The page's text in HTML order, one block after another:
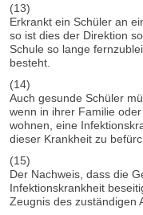
(13)
Erkrankt ein Schüler an
so ist dies der Direktion
Schule so lange
besteht.
(14)
Auch gesunde Schüler
wenn in ihrer Familie
wohnen, eine
dieser Krankheit zu
(15)
Der Nachweis, dass die
Infektionskrankheit
Zeugnis des zuständigen